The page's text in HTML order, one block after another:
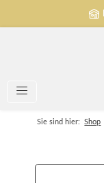
Sie sind hier: Shop